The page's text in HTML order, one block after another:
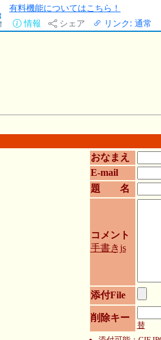
有料機能についてはこちら！
情報
シェア リンク: 通常